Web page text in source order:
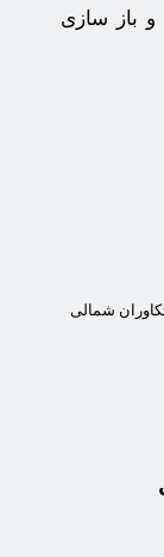
و باز سازی
شمالی